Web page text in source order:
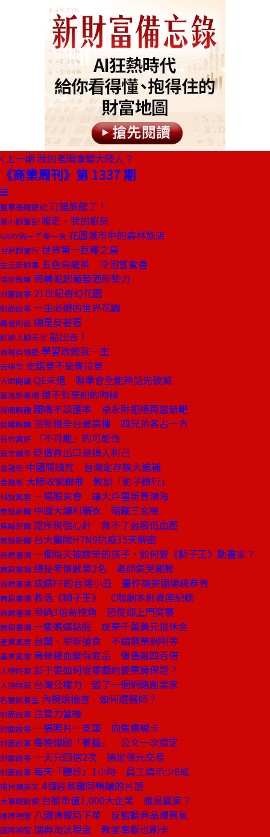
上一期 我的老闆會變大陸人？
《商業周刊》第 1337 期
董事長嬉遊記 訂錯旅館了！
嘗小鮮筆記 嘜走，我的廚房
GARY的一千零一夜 花園城市中的森林旅店
世界超旅行 世界第一巨椰之島
生活新鮮事 五色烏龍茶 冷泡嘗蜜香
特別報導 南美崛起葡萄酒新勢力
封面故事 21世紀奇幻花園
封面故事 一生必遊的世界花園
編者的話 總是反著看
創辦人聊天室 豁出去！
商場自慢塾 學習改變我一生
去梯言 史諾登不是賓拉登
大師開講 QE未退 聯準會全能神話先破滅
葛洛斯專欄 還不到棄船的時候
說聞解趣 閉嘴不談匯率 卓永財拒絕再當箭靶
說聞解趣 頂新租全台最高樓 四兄弟各占一方
有你真好 「不可能」的可能性
童言識李 貶值救出口是損人利己
金融街 中國鬧錢荒 台灣定存族大進補
金融街 大陸收緊銀根 教訓「影子銀行」
科技風雲 一場股東會 讓大戶重新買鴻海
焦點新聞 中國大讓利糖衣 暗藏三玄機
焦點新聞 證所稅強心針 救不了台股低血壓
焦點新聞 台大醫院H7N9抗疫35天解密
商周書摘 一個每天被嫌笨的孩子，如何變《獅子王》動畫家？
商周書摘 總是考倒數第2名 老師氣哭罷教
商周書摘 成績FF的台灣小丑 畫作讓美國總統恭賀
商周書摘 救活《獅子王》 C咖劇本創賣座紀錄
商周書摘 華納3倍薪挖角 恐慌卻上門突襲
商周書摘 一隻螞蟻點醒 放棄千萬美元退休金
產業風雲 台塑、華新搶食 不鏽鋼業剉咧等
產業風雲 烏骨雞血變保健品 價值飆四百倍
人物特寫 彭于晏如何從零戲約變票房保證？
人物特寫 台灣公權力 毀了一個網路創業家
名醫談養生 內視鏡檢查 如何選醫師？
封面故事 注意力當機
封面故事 一張照片一支筆 向焦慮喊卡
封面故事 每晚慢跑「養腦」 公文一次搞定
封面故事 一天只回信2次 搞定億元交易
封面故事 每天「聽診」1小時 員工請示少8成
戒掉爛英文 4個容易雞同鴨講的片語
大事輕鬆讀 台股市值1,000大企業 誰是贏家？
國際視窗 八國情報局下單 反監聽商品爆買氣
國際視窗 瑞典淘汰現金 教堂奉獻也刷卡